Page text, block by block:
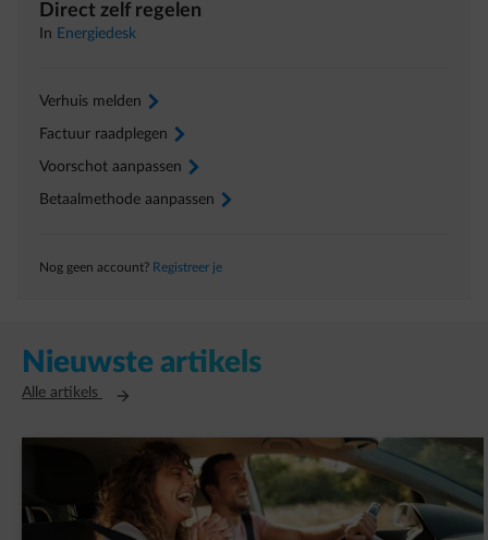
Direct zelf regelen
In Energiedesk
Verhuis melden arrow-right
Factuur raadplegen arrow-right
Voorschot aanpassen arrow-right
Betaalmethode aanpassen arrow-right
Nog geen account? Registreer je
Nieuwste artikels
Alle artikels Opent in een nieuw tabblad